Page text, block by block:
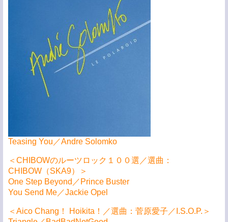
Teasing You／Andre Solomko
＜CHIBOWのルーツロック１００選／選曲：
CHIBOW（SKA9）＞
One Step Beyond／Prince Buster
You Send Me／Jackie Opel
＜Aico Chang！ Hoikita！／選曲：菅原愛子／I.S.O.P.＞